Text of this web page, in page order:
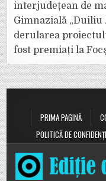
interjudețean de
Gimnazială
derularea
fost premiați la
PRIMA PAGINĂ
POLITICĂ DE